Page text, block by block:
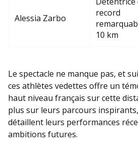
Alessia Zarbo
record
10 km
Le spectacle ne manque pas, et
ces athlètes vedettes offre un
haut niveau français sur cette
plus sur leurs parcours
détaillent leurs performances
ambitions futures.